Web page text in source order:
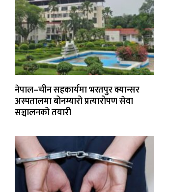
नेपाल–चीन सहकार्यमा भरतपुर क्यान्सर
अस्पतालमा बोनम्यारो प्रत्यारोपण सेवा
सञ्चालनको तयारी